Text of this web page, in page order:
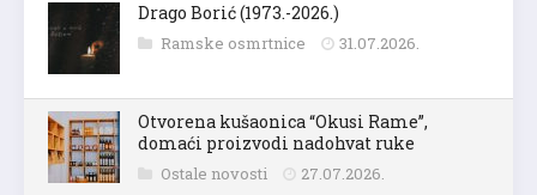
Drago Borić (1973.-2026.)
Ramske osmrtnice 31.07.2026.
Otvorena kušaonica “Okusi Rame”,
domaći proizvodi nadohvat ruke
Ostale novosti 27.07.2026.